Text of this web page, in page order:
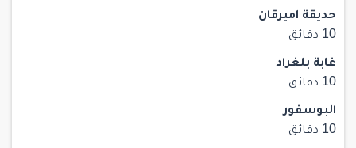
حديقة اميرقان
10 دقائق
غابة بلغراد
10 دقائق
البوسفور
10 دقائق